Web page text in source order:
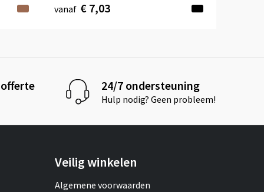
vanaf € 7,03
offerte 24/7 ondersteuning
Hulp nodig? Geen probleem!
Veilig winkelen
Algemene voorwaarden